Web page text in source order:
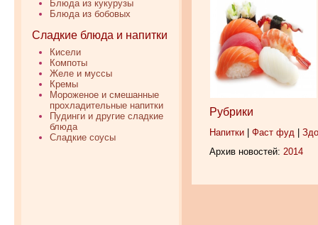
Блюда из кукурузы
Блюда из бобовых
Сладкие блюда и напитки
Кисели
Компоты
Желе и муссы
Кремы
Мороженое и смешанные
прохладительные напитки
Пудинги и другие сладкие
блюда
Сладкие соусы
Рубрики
Напитки | Фаст фуд |
Архив новостей: 2014